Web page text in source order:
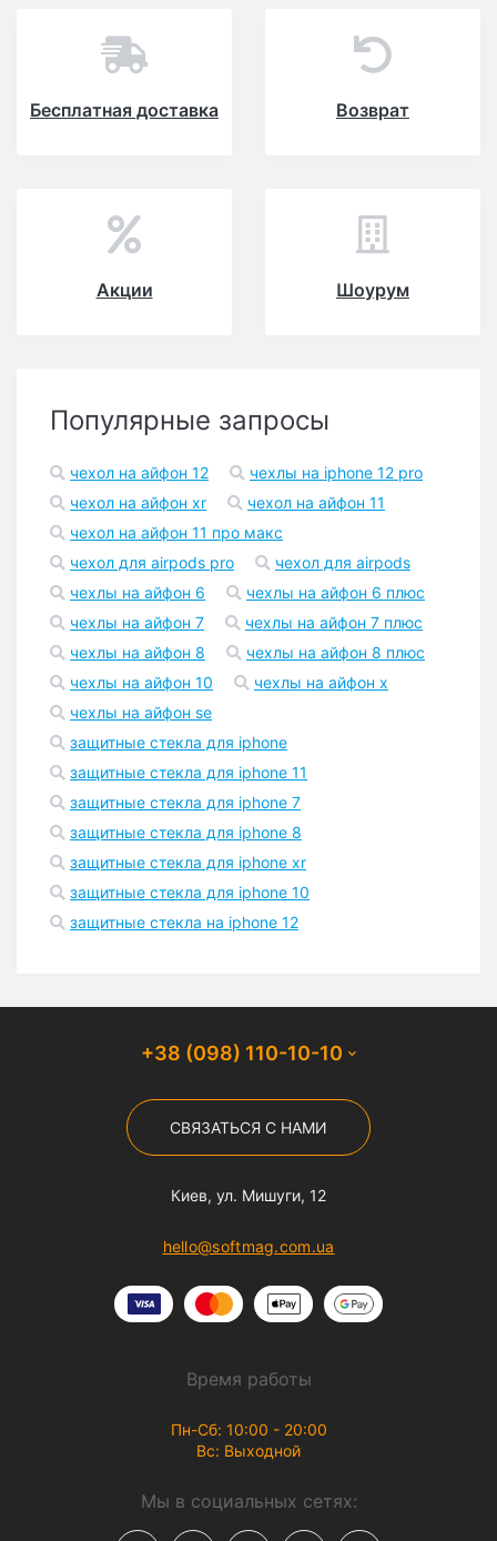
Бесплатная доставка Возврат
Акции Шоурум
Популярные запросы
чехол на айфон 12
чехлы на iphone 12 pro
чехол на айфон xr
чехол на айфон 11
чехол на айфон 11 про макс
чехол для airpods pro
чехол для airpods
чехлы на айфон 6
чехлы на айфон 6 плюс
чехлы на айфон 7
чехлы на айфон 7 плюс
чехлы на айфон 8
чехлы на айфон 8 плюс
чехлы на айфон 10
чехлы на айфон x
чехлы на айфон se
защитные стекла для iphone
защитные стекла для iphone 11
защитные стекла для iphone 7
защитные стекла для iphone 8
защитные стекла для iphone xr
защитные стекла для iphone 10
защитные стекла на iphone 12
+38 (098) 110-10-10
СВЯЗАТЬСЯ С НАМИ
Киев, ул. Мишуги, 12
hello@softmag.com.ua
Время работы
Пн-Сб: 10:00 - 20:00
Вс: Выходной
Мы в социальных сетях: